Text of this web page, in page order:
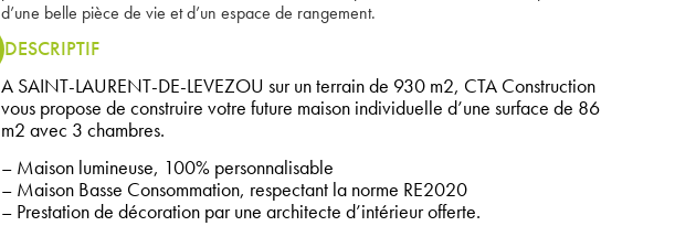
d’une belle pièce de vie et d’un espace de rangement.
DESCRIPTIF
A SAINT-LAURENT-DE-LEVEZOU sur un terrain de 930 m2, CTA Construction
vous propose de construire votre future maison individuelle d’une surface de 86
m2 avec 3 chambres.
– Maison lumineuse, 100% personnalisable
– Maison Basse Consommation, respectant la norme RE2020
– Prestation de décoration par une architecte d’intérieur offerte.